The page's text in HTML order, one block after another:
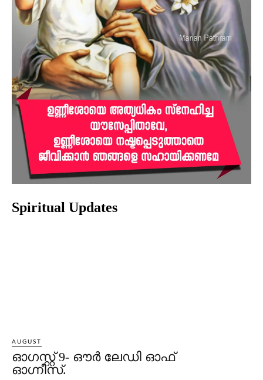
Spiritual Updates
AUGUST
ഓഗസ്റ്റ് 9- ഔര്‍ ലേഡി ഓഫ്
ഓഗ്നീസ്.